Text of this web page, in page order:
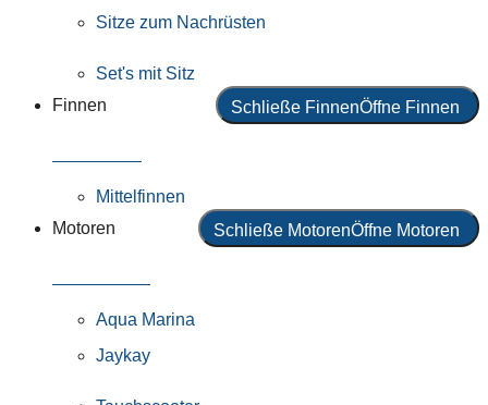
Sitze zum Nachrüsten
Set's mit Sitz
Finnen
Schließe FinnenÖffne Finnen
Mittelfinnen
Motoren
Schließe MotorenÖffne Motoren
Aqua Marina
Jaykay